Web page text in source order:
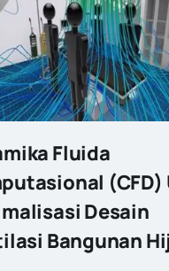
Fluida
(CFD)
Desain
Bangunan